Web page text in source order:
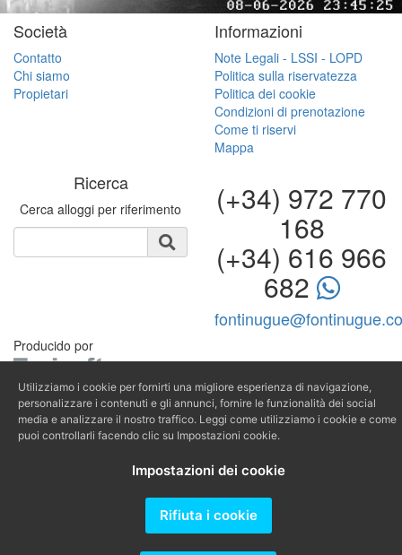
Società
Contatto
Chi siamo
Propietari
Informazioni
Note Legali - LSSI - LOPD
Politica sulla riservatezza
Politica dei cookie
Condizioni di prenotazione
Come ti riservi
Mappa
Ricerca
Cerca alloggi per riferimento (+34) 972 770
168
(+34) 616 966
682
Producido por
Utilizziamo i cookie per fornirti una migliore esperienza di navigazione,
personalizzare i contenuti e gli annunci, fornire le funzionalità dei social
media e analizzare il nostro traffico. Leggi come utilizziamo i cookie e come
puoi controllarli facendo clic su Impostazioni cookie.
Impostazioni dei cookie
Rifiuta i cookie